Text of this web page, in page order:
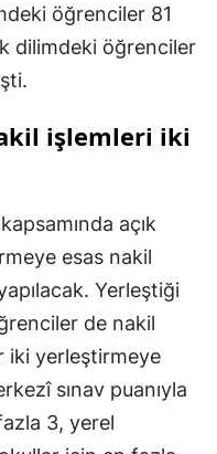
öğrenciler 81
dilimdeki öğrenciler
işlemleri iki
açık
esas nakil
Yerleştiği
de nakil
iki yerleştirmeye
sınav puanıyla
3, yerel